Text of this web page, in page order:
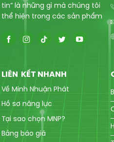
tin” là những gì mà chúng tôi
thể hiện trong các sản phẩm
LIÊN KẾT NHANH
Về Minh Nhuận Phát
Hồ sơ năng lực
Tại sao chọn MNP?
Bảng báo giá